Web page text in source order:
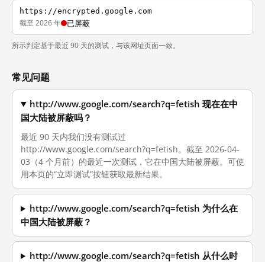
https://encrypted.google.com
截至 2026 年 已屏蔽
所示判定基于最近 90 天的测试，与该网址页面一致。
常见问题
http://www.google.com/search?q=fetish 现在在中
国大陆被屏蔽吗？
最近 90 天内我们没有测试过
http://www.google.com/search?q=fetish。截至 2026-04-
03（4 个月前）的最近一次测试，它在中国大陆被屏蔽。可使
用本页的“立即测试”按钮获取最新结果。
http://www.google.com/search?q=fetish 为什么在
中国大陆被屏蔽？
http://www.google.com/search?q=fetish 从什么时